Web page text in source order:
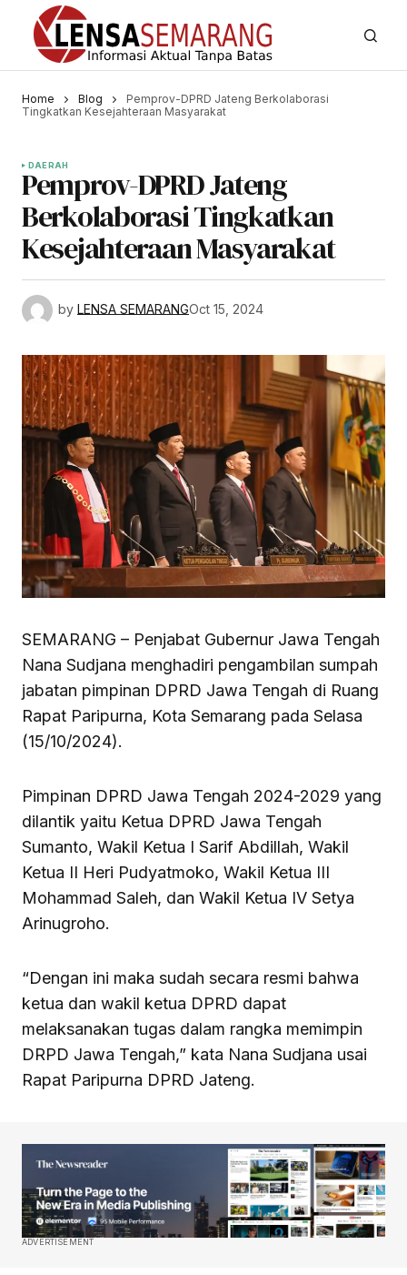
Home Blog
Pemprov-DPRD Jateng Berkolaborasi
Tingkatkan Kesejahteraan Masyarakat
DAERAH
Pemprov-DPRD Jateng
Berkolaborasi Tingkatkan
Kesejahteraan Masyarakat
by LENSA SEMARANGOct 15, 2024
SEMARANG – Penjabat Gubernur Jawa Tengah
Nana Sudjana menghadiri pengambilan sumpah
jabatan pimpinan DPRD Jawa Tengah di Ruang
Rapat Paripurna, Kota Semarang pada Selasa
(15/10/2024).
Pimpinan DPRD Jawa Tengah 2024-2029 yang
dilantik yaitu Ketua DPRD Jawa Tengah
Sumanto, Wakil Ketua I Sarif Abdillah, Wakil
Ketua II Heri Pudyatmoko, Wakil Ketua III
Mohammad Saleh, dan Wakil Ketua IV Setya
Arinugroho.
“Dengan ini maka sudah secara resmi bahwa
ketua dan wakil ketua DPRD dapat
melaksanakan tugas dalam rangka memimpin
DRPD Jawa Tengah,” kata Nana Sudjana usai
Rapat Paripurna DPRD Jateng.
ADVERTISEMENT